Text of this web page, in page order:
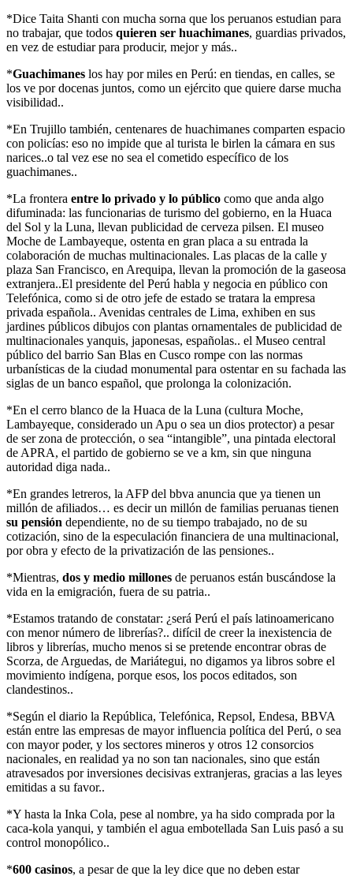
*Dice Taita Shanti con mucha sorna que los peruanos estudian para
no trabajar, que todos quieren ser huachimanes, guardias privados,
en vez de estudiar para producir, mejor y más..
*Guachimanes los hay por miles en Perú: en tiendas, en calles, se
los ve por docenas juntos, como un ejército que quiere darse mucha
visibilidad..
*En Trujillo también, centenares de huachimanes comparten espacio
con policías: eso no impide que al turista le birlen la cámara en sus
narices..o tal vez ese no sea el cometido específico de los
guachimanes..
*La frontera entre lo privado y lo público como que anda algo
difuminada: las funcionarias de turismo del gobierno, en la Huaca
del Sol y la Luna, llevan publicidad de cerveza pilsen. El museo
Moche de Lambayeque, ostenta en gran placa a su entrada la
colaboración de muchas multinacionales. Las placas de la calle y
plaza San Francisco, en Arequipa, llevan la promoción de la gaseosa
extranjera..El presidente del Perú habla y negocia en público con
Telefónica, como si de otro jefe de estado se tratara la empresa
privada española.. Avenidas centrales de Lima, exhiben en sus
jardines públicos dibujos con plantas ornamentales de publicidad de
multinacionales yanquis, japonesas, españolas.. el Museo central
público del barrio San Blas en Cusco rompe con las normas
urbanísticas de la ciudad monumental para ostentar en su fachada las
siglas de un banco español, que prolonga la colonización.
*En el cerro blanco de la Huaca de la Luna (cultura Moche,
Lambayeque, considerado un Apu o sea un dios protector) a pesar
de ser zona de protección, o sea “intangible”, una pintada electoral
de APRA, el partido de gobierno se ve a km, sin que ninguna
autoridad diga nada..
*En grandes letreros, la AFP del bbva anuncia que ya tienen un
millón de afiliados… es decir un millón de familias peruanas tienen
su pensión dependiente, no de su tiempo trabajado, no de su
cotización, sino de la especulación financiera de una multinacional,
por obra y efecto de la privatización de las pensiones..
*Mientras, dos y medio millones de peruanos están buscándose la
vida en la emigración, fuera de su patria..
*Estamos tratando de constatar: ¿será Perú el país latinoamericano
con menor número de librerías?.. difícil de creer la inexistencia de
libros y librerías, mucho menos si se pretende encontrar obras de
Scorza, de Arguedas, de Mariátegui, no digamos ya libros sobre el
movimiento indígena, porque esos, los pocos editados, son
clandestinos..
*Según el diario la República, Telefónica, Repsol, Endesa, BBVA
están entre las empresas de mayor influencia política del Perú, o sea
con mayor poder, y los sectores mineros y otros 12 consorcios
nacionales, en realidad ya no son tan nacionales, sino que están
atravesados por inversiones decisivas extranjeras, gracias a las leyes
emitidas a su favor..
*Y hasta la Inka Cola, pese al nombre, ya ha sido comprada por la
caca-kola yanqui, y también el agua embotellada San Luis pasó a su
control monopólico..
*600 casinos, a pesar de que la ley dice que no deben estar